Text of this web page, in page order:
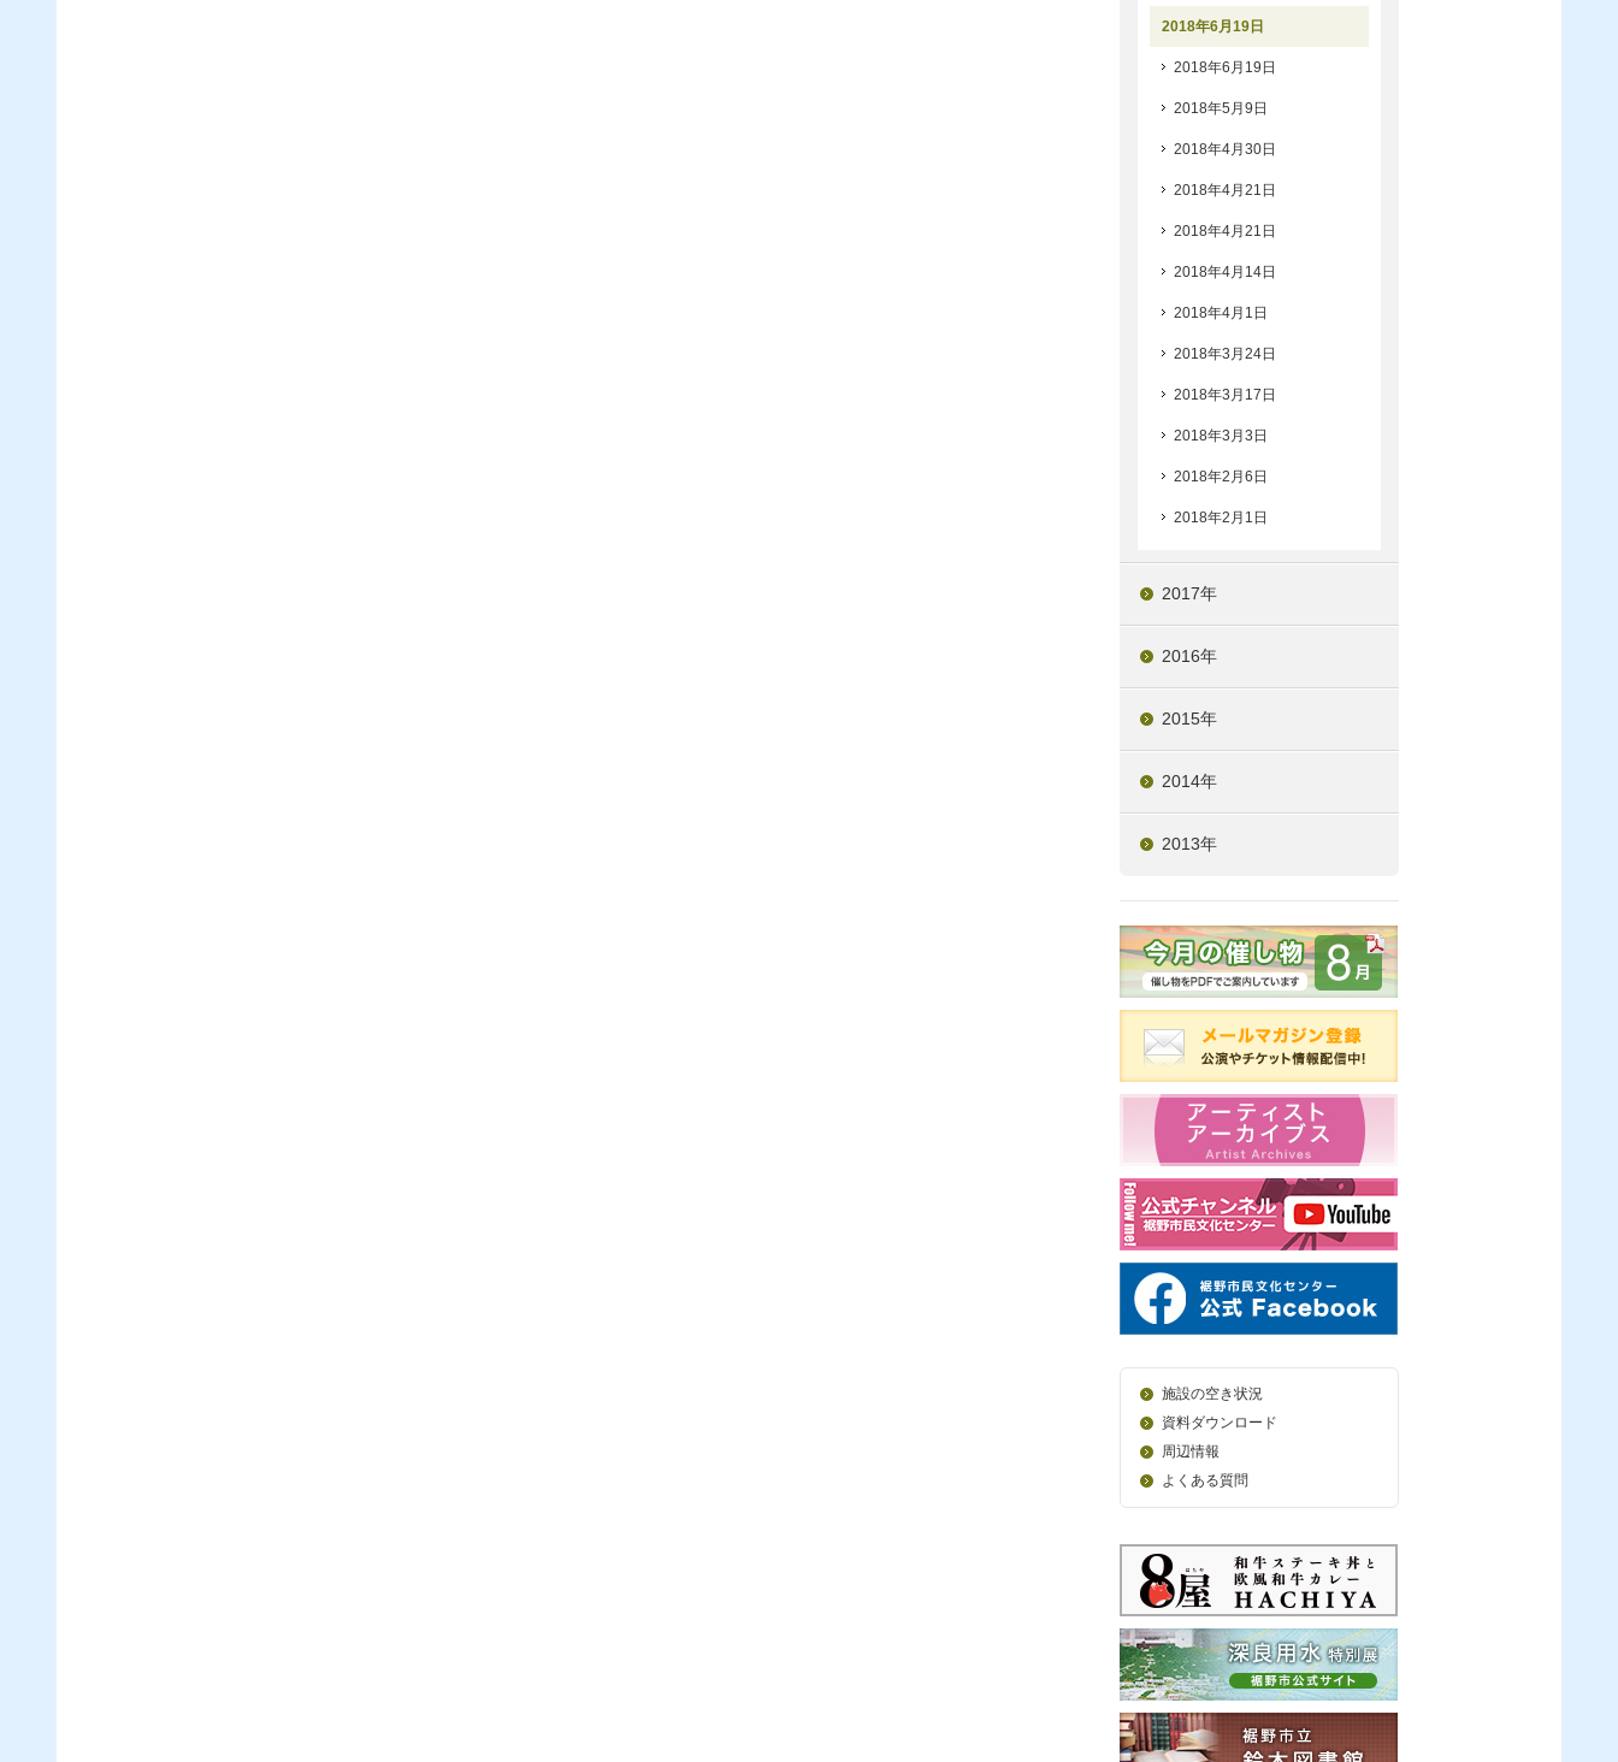
2018年6月19日
2018年6月19日
2018年5月9日
2018年4月30日
2018年4月21日
2018年4月21日
2018年4月14日
2018年4月1日
2018年3月24日
2018年3月17日
2018年3月3日
2018年2月6日
2018年2月1日
2017年
2016年
2015年
2014年
2013年
施設の空き状況
資料ダウンロード
周辺情報
よくある質問